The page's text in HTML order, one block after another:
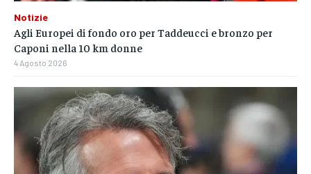
Notizie
Agli Europei di fondo oro per Taddeucci e bronzo per
Caponi nella 10 km donne
4 Agosto 2026